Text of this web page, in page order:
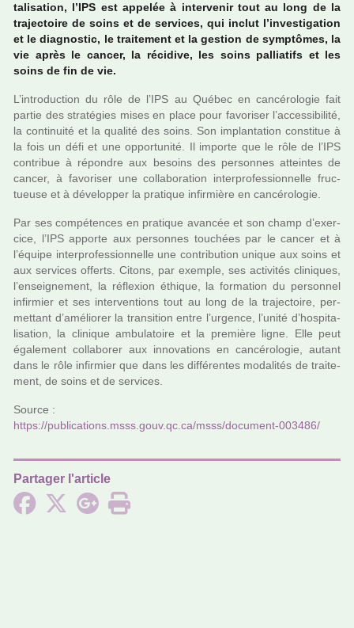
ta­li­sa­tion, l’IPS est appe­lée à inter­ve­nir tout au long de la
tra­jec­toire de soins et de ser­vi­ces, qui inclut l’inves­ti­ga­tion
et le diag­nos­tic, le trai­te­ment et la ges­tion de symp­tô­mes, la
vie après le cancer, la réci­dive, les soins pal­lia­tifs et les
soins de fin de vie.
L’intro­duc­tion du rôle de l’IPS au Québec en can­cé­ro­lo­gie fait
partie des stra­té­gies mises en place pour favo­ri­ser l’acces­si­bi­lité,
la conti­nuité et la qua­lité des soins. Son implan­ta­tion cons­ti­tue à
la fois un défi et une oppor­tu­nité. Il importe que le rôle de l’IPS
contri­bue à répon­dre aux besoins des per­son­nes attein­tes de
cancer, à favo­ri­ser une col­la­bo­ra­tion inter­pro­fes­sion­nelle fruc­
tueuse et à déve­lop­per la pra­ti­que infir­mière en can­cé­ro­lo­gie.
Par ses com­pé­ten­ces en pra­ti­que avan­cée et son champ d’exer­
cice, l’IPS apporte aux per­son­nes tou­chées par le cancer et à
l’équipe inter­pro­fes­sion­nelle une contri­bu­tion unique aux soins et
aux ser­vi­ces offerts. Citons, par exem­ple, ses acti­vi­tés cli­ni­ques,
l’ensei­gne­ment, la réflexion éthique, la for­ma­tion du per­son­nel
infir­mier et ses inter­ven­tions tout au long de la tra­jec­toire, per­
met­tant d’amé­lio­rer la tran­si­tion entre l’urgence, l’unité d’hos­pi­ta­
li­sa­tion, la cli­ni­que ambu­la­toire et la pre­mière ligne. Elle peut
également col­la­bo­rer aux inno­va­tions en can­cé­ro­lo­gie, autant
dans le rôle infir­mier que dans les dif­fé­ren­tes moda­li­tés de trai­te­
ment, de soins et de ser­vi­ces.
Source :
https://publi­ca­tions.msss.gouv.qc.ca/msss/docu­ment-003486/
Partager l'article